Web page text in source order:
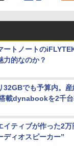
ートノートの
力的なのか？
32GBでも予算内。
載dynabookを2千台
イティブが作った2万
ディオスピーカー”